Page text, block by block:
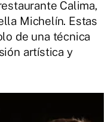
Calima,
Michelín. Estas
de una técnica
artística y